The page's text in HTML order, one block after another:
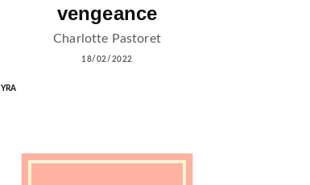
vengeance
Charlotte Pastoret
18/02/2022
YRA